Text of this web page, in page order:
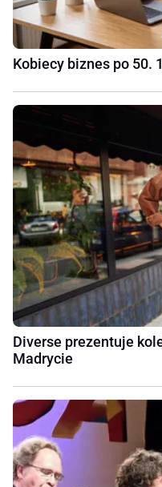
Kobiecy biznes po 50.
Diverse prezentuje
Madrycie